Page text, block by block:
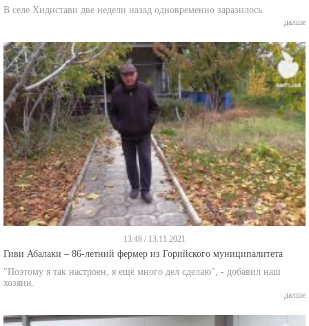
В селе Хидистави две недели назад одновременно заразилось
далше
13:48 / 13.11.2021
Гиви Абалаки – 86-летний фермер из Горийского муниципалитета
"Поэтому я так настроен, я ещё много дел сделаю", - добавил наш
хозяин.
далше